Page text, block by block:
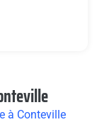
à Conteville